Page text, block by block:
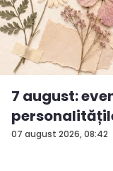
07 august 2026, 08:42
7 august: